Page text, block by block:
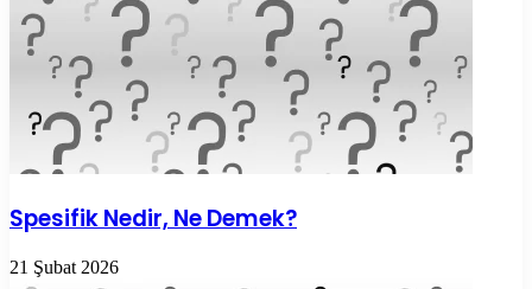
Spesifik Nedir, Ne Demek?
21 Şubat 2026